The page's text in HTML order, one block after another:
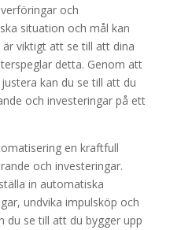
och
situation och mål kan
viktigt att se till att dina
detta. Genom att
kan du se till att du
och investeringar på ett
en kraftfull
och investeringar.
in automatiska
undvika impulsköp och
du se till att du bygger upp